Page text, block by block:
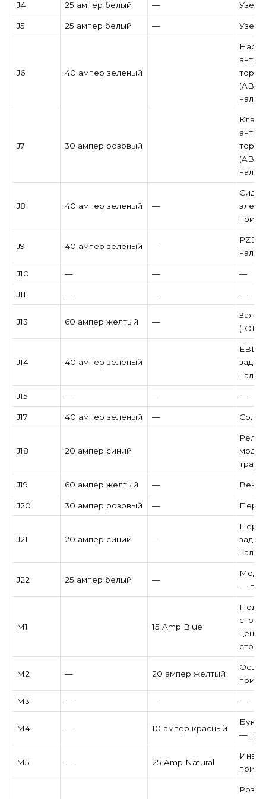
J4 25 ампер белый — Узел
J5 25 ампер белый — Узел
J6 40 ампер зеленый
Насос
(ABS)
J7 30 ампер розовый
(ABS)
J8 40 ампер зеленый —
при
J9 40 ампер зеленый —
J10 — — —
J11 — — —
J13 60 ампер желтый —
(IOD)
J14 40 ампер зеленый
EBL
J15 — — —
J17 40 ампер зеленый —
J18 20 ампер синий
Реле
J19 60 ампер желтый —
J20 30 ампер розовый —
J21 20 ампер синий —
J22 25 ампер белый —
— при
M1 15 Amp Blue
стоп-
стоп-
M2 — 20 ампер желтый
при
M3 — — —
M4 — 10 ампер красный
— при
M5 — 25 Amp Natural
при